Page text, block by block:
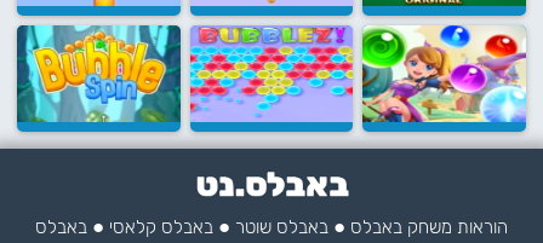
הוראות משחק באבלס ● באבלס שוטר ● באבלס קלאסי ● באבלס